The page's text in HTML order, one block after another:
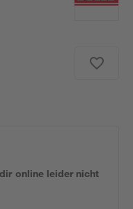
online leider nicht